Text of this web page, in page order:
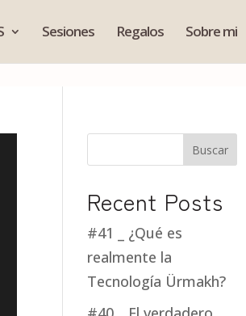
Sesiones Regalos Sobre mi
Buscar
Recent Posts
#41 _ ¿Qué es
realmente la
Tecnología Ürmakh?